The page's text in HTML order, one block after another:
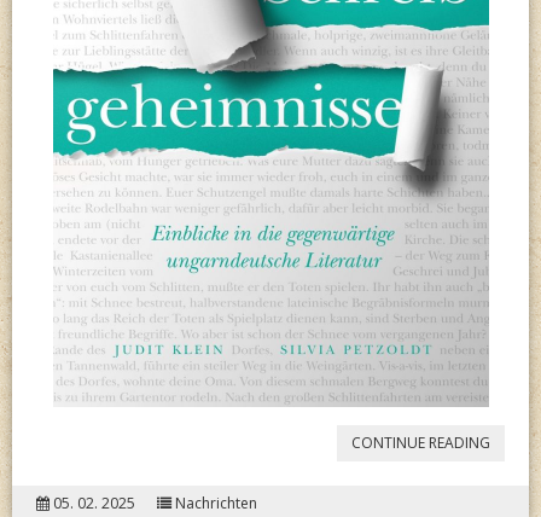
CONTINUE READING
05. 02. 2025 Nachrichten